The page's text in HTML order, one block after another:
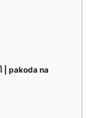
| pakoda na